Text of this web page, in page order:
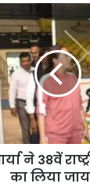
ने 38वें
का लिया